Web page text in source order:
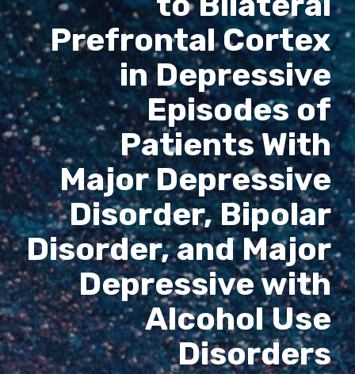
Prefrontal Cortex
in Depressive
Episodes of
Patients With
Major Depressive
Disorder, Bipolar
Disorder, and Major
Depressive with
Alcohol Use
Disorders